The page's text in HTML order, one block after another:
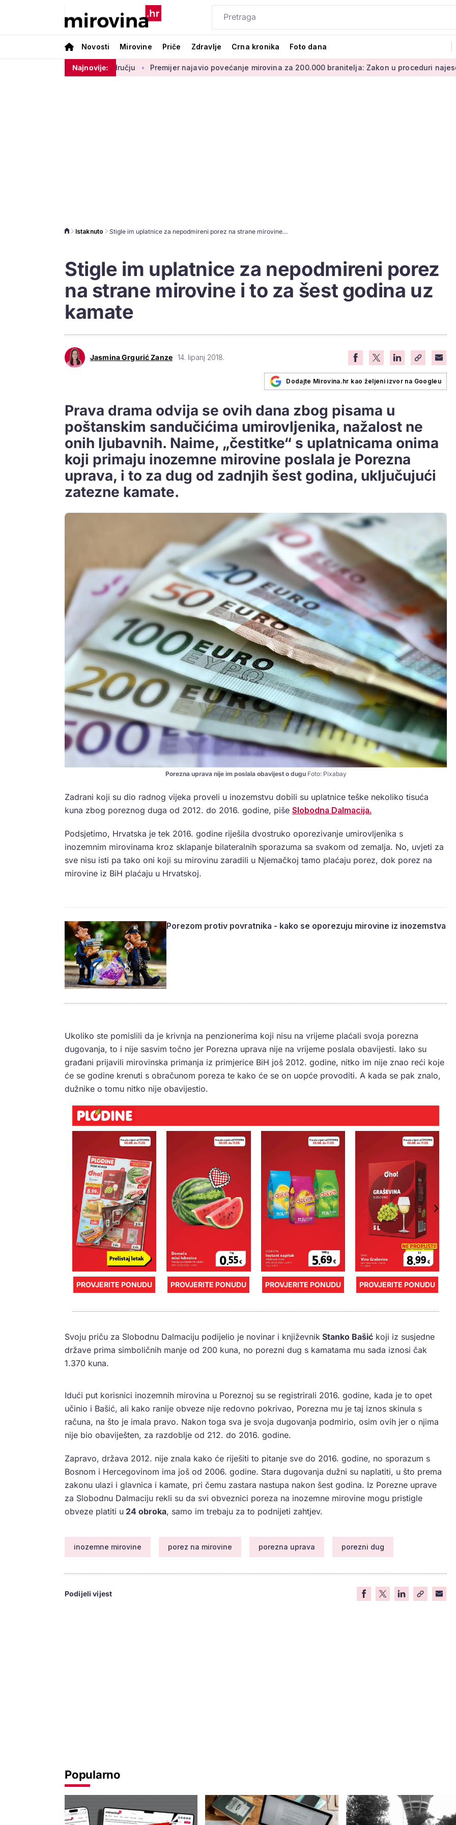
Novosti Mirovine Priče Zdravlje Crna kronika Foto dana
Najnovije:
na ovom području Premijer najavio povećanje mirovina za 200.000 branitelja: Zakon u proceduri najesen Mirovine
Istaknuto Stigle im uplatnice za nepodmireni porez na strane mirovine i to za šest godina uz kamate
Stigle im uplatnice za nepodmireni porez
na strane mirovine i to za šest godina uz
kamate
Jasmina Grgurić Zanze 14. lipanj 2018.
Dodajte Mirovina.hr kao željeni izvor na Googleu
Prava drama odvija se ovih dana zbog pisama u
poštanskim sandučićima umirovljenika, nažalost ne
onih ljubavnih. Naime, „čestitke“ s uplatnicama onima
koji primaju inozemne mirovine poslala je Porezna
uprava, i to za dug od zadnjih šest godina, uključujući
zatezne kamate.
Porezna uprava nije im poslala obavijest o duguFoto: Pixabay
Zadrani koji su dio radnog vijeka proveli u inozemstvu dobili su uplatnice teške nekoliko tisuća
kuna zbog poreznog duga od 2012. do 2016. godine, piše Slobodna Dalmacija.
Podsjetimo, Hrvatska je tek 2016. godine riješila dvostruko oporezivanje umirovljenika s
inozemnim mirovinama kroz sklapanje bilateralnih sporazuma sa svakom od zemalja. No, uvjeti za
sve nisu isti pa tako oni koji su mirovinu zaradili u Njemačkoj tamo plaćaju porez, dok porez na
mirovine iz BiH plaćaju u Hrvatskoj.
Porezom protiv povratnika - kako se oporezuju mirovine iz inozemstva
Ukoliko ste pomislili da je krivnja na penzionerima koji nisu na vrijeme plaćali svoja porezna
dugovanja, to i nije sasvim točno jer Porezna uprava nije na vrijeme poslala obavijesti. Iako su
građani prijavili mirovinska primanja iz primjerice BiH još 2012. godine, nitko im nije znao reći koje
će se godine krenuti s obračunom poreza te kako će se on uopće provoditi. A kada se pak znalo,
dužnike o tomu nitko nije obavijestio.
PROVJERITE PONUDU PROVJERITE PONUDU PROVJERITE PONUDU PROVJERITE PONUDU
Svoju priču za Slobodnu Dalmaciju podijelio je novinar i književnik Stanko Bašić koji iz susjedne
države prima simboličnih manje od 200 kuna, no porezni dug s kamatama mu sada iznosi čak
1.370 kuna.
Idući put korisnici inozemnih mirovina u Poreznoj su se registrirali 2016. godine, kada je to opet
učinio i Bašić, ali kako ranije obveze nije redovno pokrivao, Porezna mu je taj iznos skinula s
računa, na što je imala pravo. Nakon toga sva je svoja dugovanja podmirio, osim ovih jer o njima
nije bio obaviješten, za razdoblje od 212. do 2016. godine.
Zapravo, država 2012. nije znala kako će riješiti to pitanje sve do 2016. godine, no sporazum s
Bosnom i Hercegovinom ima još od 2006. godine. Stara dugovanja dužni su naplatiti, u što prema
zakonu ulazi i glavnica i kamate, pri čemu zastara nastupa nakon šest godina. Iz Porezne uprave
za Slobodnu Dalmaciju rekli su da svi obveznici poreza na inozemne mirovine mogu pristigle
obveze platiti u 24 obroka, samo im trebaju za to podnijeti zahtjev.
inozemne mirovine porez na mirovine porezna uprava porezni dug
Podijeli vijest
Popularno